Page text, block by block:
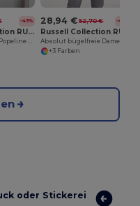
-43%
Russell Collection RU935F
28,94 € 52,70 € -45%
+3 Farben
oder Stickerei